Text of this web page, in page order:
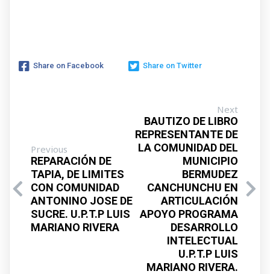
Share on Facebook Share on Twitter
Previous
REPARACIÓN DE
TAPIA, DE LIMITES
CON COMUNIDAD
ANTONINO JOSE DE
SUCRE. U.P.T.P LUIS
MARIANO RIVERA
Next
BAUTIZO DE LIBRO
REPRESENTANTE DE
LA COMUNIDAD DEL
MUNICIPIO
BERMUDEZ
CANCHUNCHU EN
ARTICULACIÓN
APOYO PROGRAMA
DESARROLLO
INTELECTUAL
U.P.T.P LUIS
MARIANO RIVERA.